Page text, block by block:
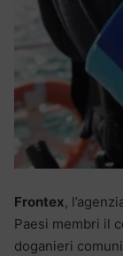
Frontex,
Paesi membri il
doganieri